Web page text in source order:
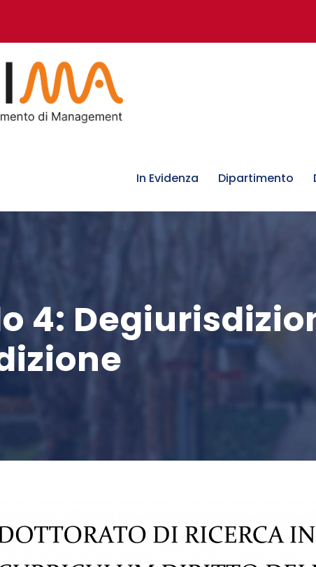
In Evidenza Dipartimento
4: